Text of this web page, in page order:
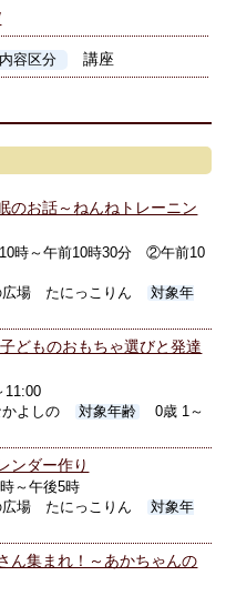
内容区分 講座
のお話～ねんねトレーニン
時～午前10時30分 ②午前10
広場 たにっこりん
対象年
どものおもちゃ選びと発達
11:00
よしの 対象年齢
0歳 1～
ンダー作り
～午後5時
広場 たにっこりん
対象年
ん集まれ！～あかちゃんの